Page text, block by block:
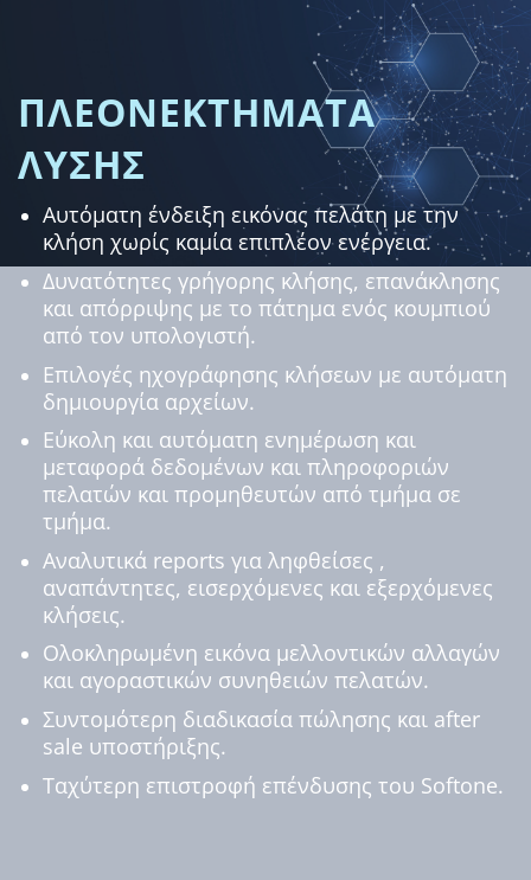
ΠΛΕΟΝΕΚΤΗΜΑΤΑ
ΛΥΣΗΣ
Αυτόματη ένδειξη εικόνας πελάτη με την
κλήση χωρίς καμία επιπλέον ενέργεια.
Δυνατότητες γρήγορης κλήσης, επανάκλησης
και απόρριψης με το πάτημα ενός κουμπιού
από τον υπολογιστή.
Επιλογές ηχογράφησης κλήσεων με αυτόματη
δημιουργία αρχείων.
Εύκολη και αυτόματη ενημέρωση και
μεταφορά δεδομένων και πληροφοριών
πελατών και προμηθευτών από τμήμα σε
τμήμα.
Αναλυτικά reports για ληφθείσες ,
αναπάντητες, εισερχόμενες και εξερχόμενες
κλήσεις.
Ολοκληρωμένη εικόνα μελλοντικών αλλαγών
και αγοραστικών συνηθειών πελατών.
Συντομότερη διαδικασία πώλησης και after
sale υποστήριξης.
Ταχύτερη επιστροφή επένδυσης του Softone.